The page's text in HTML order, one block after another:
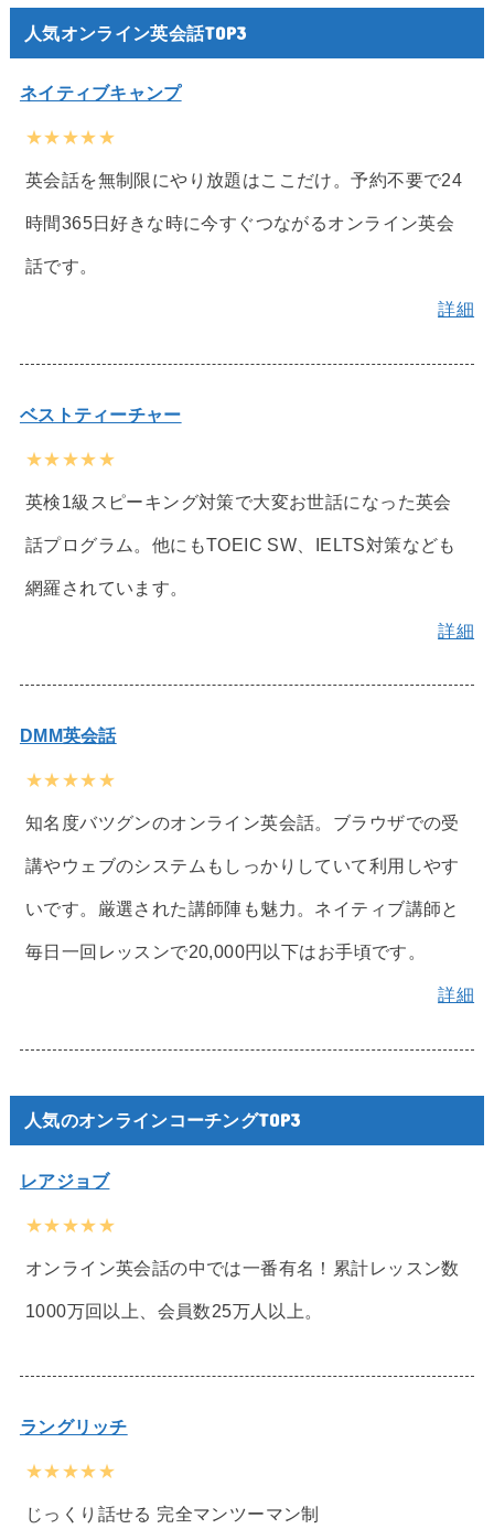
人気オンライン英会話TOP3
ネイティブキャンプ
★★★★★
英会話を無制限にやり放題はここだけ。予約不要で24
時間365日好きな時に今すぐつながるオンライン英会
話です。
詳細
ベストティーチャー
★★★★★
英検1級スピーキング対策で大変お世話になった英会
話プログラム。他にもTOEIC SW、IELTS対策なども
網羅されています。
詳細
DMM英会話
★★★★★
知名度バツグンのオンライン英会話。ブラウザでの受
講やウェブのシステムもしっかりしていて利用しやす
いです。厳選された講師陣も魅力。ネイティブ講師と
毎日一回レッスンで20,000円以下はお手頃です。
詳細
人気のオンラインコーチングTOP3
レアジョブ
★★★★★
オンライン英会話の中では一番有名！累計レッスン数
1000万回以上、会員数25万人以上。
ラングリッチ
★★★★★
じっくり話せる 完全マンツーマン制